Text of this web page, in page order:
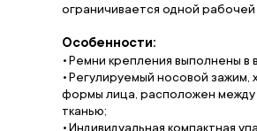
ограничивается одной рабочей
Особенности:
Ремни крепления выполнены в
Регулируемый носовой
формы лица, расположен между
тканью;
Индивидуальная компактная